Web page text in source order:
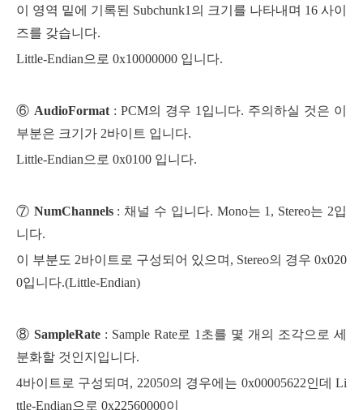
이 영역 밑에 기록된 Subchunk1의 크기를 나타내며 16 사이
즈를 갖습니다.
Little-Endian으로 0x10000000 입니다.
⑥ AudioFormat : PCM의 경우 1입니다. 주의하실 것은 이
부분은 크기가 2바이트 입니다.
Little-Endian으로 0x0100 입니다.
⑦ NumChannels: 채널 수 입니다. Mono는 1, Stereo는 2입
니다.
이 부분도 2바이트로 구성되어 있으며, Stereo의 경우 0x020
0입니다.(Little-Endian)
⑧ SampleRate : Sample Rate로 1초를 몇 개의 조각으로 세
분화할 것인지입니다.
4바이트로 구성되며, 22050의 경우에는 0x00005622인데 Li
ttle-Endian으로 0x22560000이